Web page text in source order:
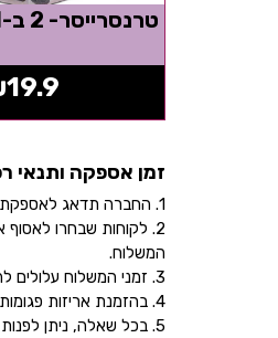
טרנסרייסר- 2 ב-1 ג'יפ ומכלית
19.9
זמן אספקה ותנאי
1. החברה תדאג לאספקת המוצר ללקוח'ה, עד 14 ימי עסקים, בהתאם לכתובת שהוקלדה על ידו/ה בעת ביצוע הרכישה באתר.
2. לקוחות שבחרו
המשלוח.
3. זמני המשלוח עלולים להשתנות בהתאם למצב הביטחוני ו/או במהלך ימי חג.
4. בהזמנת אריזות פגומות מלאי המוצרים מוגבל ביותר ולכן אין התחייבות למלאי של המוצר - אין לראות אישור העסקה כמלאי מובטח.
5. בכל שאלה, ניתן לפנות לשירות לקוחות באמצעות מייל - info@littleprince.co.il או בצור קשר באתר.